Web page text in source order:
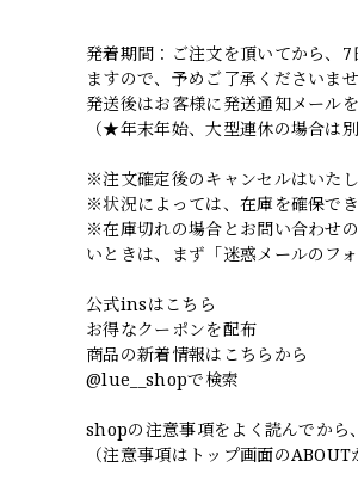
発着期間：ご注文を頂いてから、
ますので、予めご了承くださいませ
発送後はお客様に発送通知メール
（★年末年始、大型連休の場合は
※注文確定後のキャンセルはいた
※状況によっては、在庫を確保で
※在庫切れの場合とお問い合わせ
いときは、まず「迷惑メールのフ
公式insはこちら
お得なクーポンを配布
商品の新着情報はこちらから
@lue__shopで検索
shopの注意事項をよく読んでから
（注意事項はトップ画面のABOUT